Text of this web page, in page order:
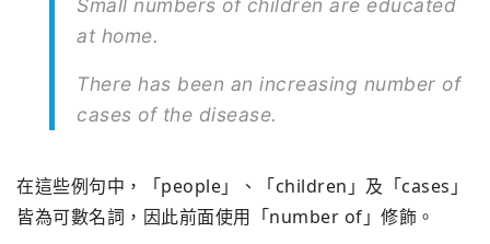
Small numbers of children are educated
at home.
There has been an increasing number of
cases of the disease.
在這些例句中，「people」、「children」及「cases」
皆為可數名詞，因此前面使用「number of」修飾。